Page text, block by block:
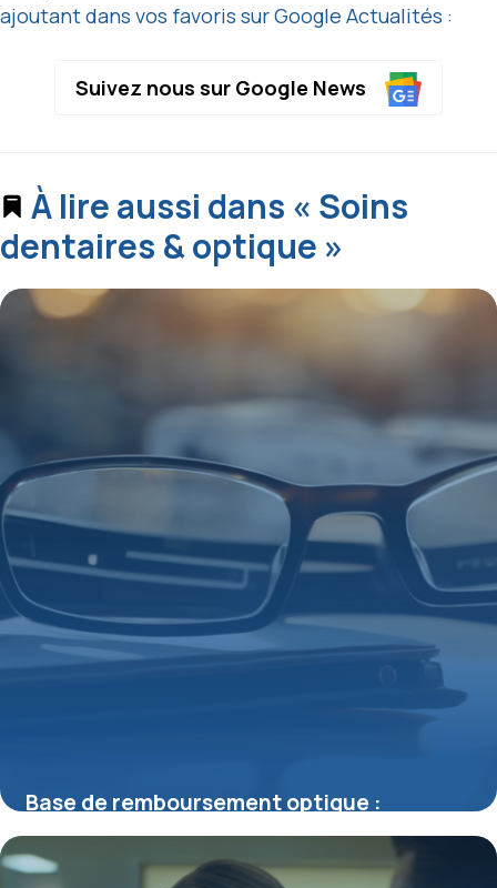
ajoutant dans vos favoris sur Google Actualités :
Suivez nous sur Google News
À lire aussi dans « Soins
dentaires & optique »
Base de remboursement optique :
comprendre les subtilités du
remboursement de vos lunettes